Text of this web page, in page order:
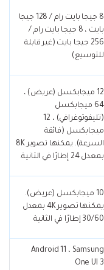
8 جيجا بايت رام / 128 جيجا
بايت ، 8 جيجا بايت رام /
256 جيجا بايت (غير قابلة
للتوسيع)
12 ميجابكسل (عريض) ،
64 ميجابكسل
(تليفوتوغرافي) ، 12
ميجابكسل (فائقة
السرعة). يمكنها تصوير 8K
بمعدل 24 إطارًا في الثانية.
10 ميجابكسل (عريض).
يمكنها تصوير 4K بمعدل
30/60 إطارًا في الثانية
Android 11 ، Samsung
One UI 3